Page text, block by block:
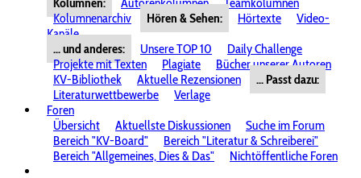
Kolumnenarchiv
Hören & Sehen: Hörtexte
Video-
Kanäle
... und anderes:
Unsere TOP 10
Daily Challenge
Projekte mit Texten
Plagiate
Bücher unserer Autoren
KV-Bibliothek
Aktuelle Rezensionen
... Passt dazu:
Literaturwettbewerbe
Verlage
Foren
Übersicht
Aktuellste Diskussionen
Suche im Forum
Bereich "KV-Board"
Bereich "Literatur & Schreiberei"
Bereich "Allgemeines, Dies & Das"
Nichtöffentliche Foren